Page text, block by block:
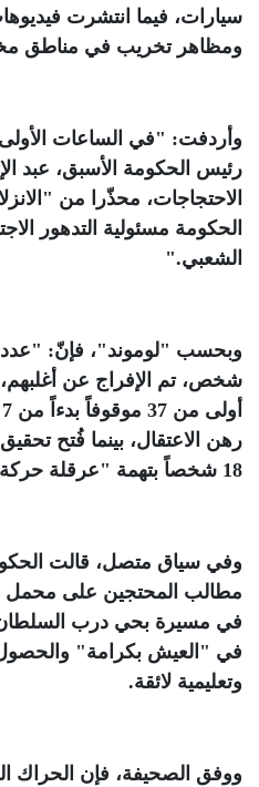
سيارات، فيما انتشرت
ومظاهر تخريب في مناطق
وأردفت: "في الساعات الأولى
رئيس الحكومة الأسبق، عبد
الاحتجاجات، محذّرا من
الحكومة مسئولية التدهور
الشعبي".
شخص، تم الإفراج عن
رهن الاعتقال، بينما فُتح
18 شخصاً بتهمة "عرقلة حركة المرور
وفي سياق متصل، قالت
مطالب المحتجين على محمل
في مسيرة بحي درب السلطان
في "العيش بكرامة"
وتعليمية لائقة.
ووفق الصحيفة، فإن الحراك